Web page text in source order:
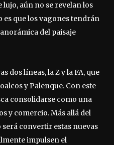
lujo, aún no se revelan los
es que los vagones tendrán
del paisaje
dos líneas, la Z y la FA, que
y Palenque. Con este
consolidarse como una
y comercio. Más allá del
convertir estas nuevas
impulsen el